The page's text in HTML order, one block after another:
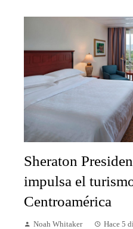
Sheraton
impulsa el
Centroamérica
Noah Whitaker Hace 5